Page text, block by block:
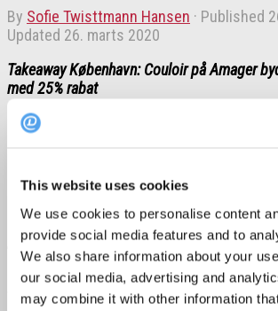
This website uses cookies
We use cookies to personalise content
provide social media features and to
We also share information about your
our social media, advertising and
may combine it with other information
by Sofie Twisttmann Hansen · Published
Updated 26. marts 2020
Takeaway København: Couloir på Amager
med 25% rabat
Normalt ville man i disse solskinsdage
opleve restaurantens mad derhjemme –
Takeawaymenu – inklusiv
Takeawaymenuen er: